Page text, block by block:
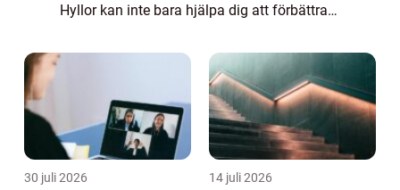
Hyllor kan inte bara hjälpa dig att förbättra
organisationen i din butik, utan de gör också
30 juli 2026 14 juli 2026